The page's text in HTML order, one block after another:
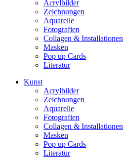
Acrylbilder
Zeichnungen
Aquarelle
Fotografien
Collagen & Installationen
Masken
Pop up Cards
Literatur
Kunst
Acrylbilder
Zeichnungen
Aquarelle
Fotografien
Collagen & Installationen
Masken
Pop up Cards
Literatur